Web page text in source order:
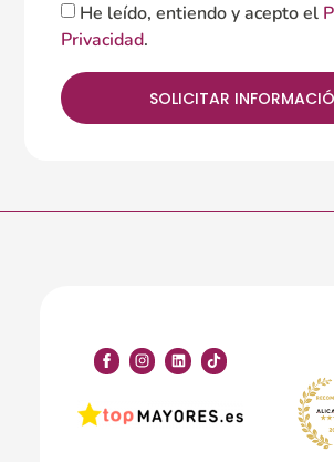
He leído, entiendo y acepto el
Privacidad.
SOLICITAR